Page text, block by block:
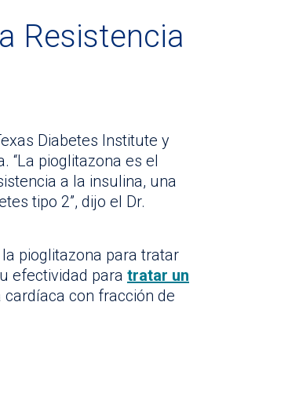
Resistencia
Diabetes Institute y
“La pioglitazona es el
a la insulina, una
tipo 2”, dijo el Dr.
pioglitazona para tratar
efectividad para tratar un
con fracción de